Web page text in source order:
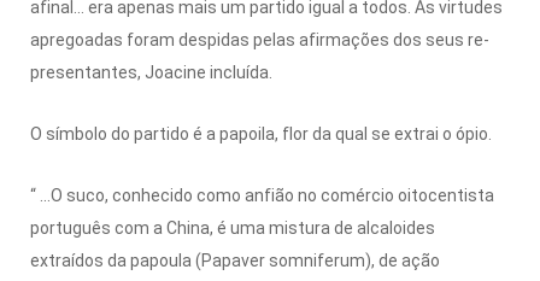
afinal… era apenas mais um partido igual a todos. As virtudes
apregoadas foram despidas pelas afirmações dos seus re­
presentantes, Joacine incluída.
O símbolo do partido é a papoila, flor da qual se extrai o ópio.
“ …O suco, conhecido como anfião no comércio oitocentista
português com a China, é uma mistura de alcaloides
extraídos da papoula (Papaver somni­ferum), de ação